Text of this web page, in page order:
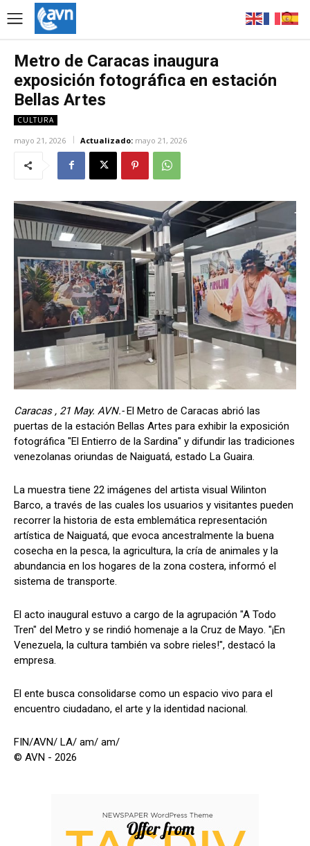
Metro de Caracas inaugura
exposición fotográfica en estación
Bellas Artes
CULTURA
mayo 21, 2026 Actualizado: mayo 21, 2026
Caracas , 21 May. AVN.-El Metro de Caracas abrió las
puertas de la estación Bellas Artes para exhibir la exposición
fotográfica "El Entierro de la Sardina" y difundir las tradiciones
venezolanas oriundas de Naiguatá, estado La Guaira.
La muestra tiene 22 imágenes del artista visual Wilinton
Barco, a través de las cuales los usuarios y visitantes pueden
recorrer la historia de esta emblemática representación
artística de Naiguatá, que evoca ancestralmente la buena
cosecha en la pesca, la agricultura, la cría de animales y la
abundancia en los hogares de la zona costera, informó el
sistema de transporte.
El acto inaugural estuvo a cargo de la agrupación "A Todo
Tren" del Metro y se rindió homenaje a la Cruz de Mayo. "¡En
Venezuela, la cultura también va sobre rieles!", destacó la
empresa.
El ente busca consolidarse como un espacio vivo para el
encuentro ciudadano, el arte y la identidad nacional.
FIN/AVN/ LA/ am/ am/
© AVN - 2026